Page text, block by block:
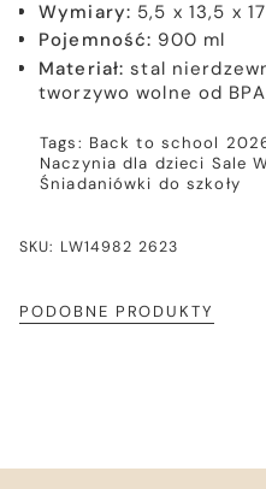
Wymiary: 5,5 x 13,5 x
Pojemność: 900 ml
Materiał: stal
tworzywo wolne od
Tags: Back to school
Naczynia dla dzieci Sale
Śniadaniówki do szkoły
SKU: LW14982 2623
PODOBNE PRODUKTY